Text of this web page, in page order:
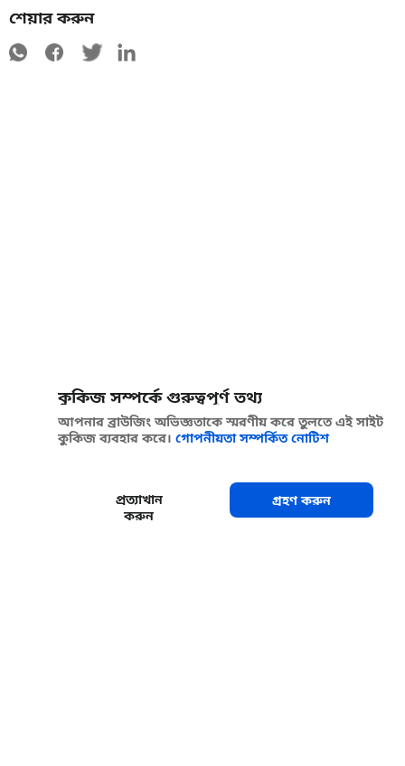
শেয়ার করুন
কুকিজ সম্পর্কে গুরুত্বপূর্ণ তথ্য
আপনার ব্রাউজিং অভিজ্ঞতাকে স্মরণীয় করে তুলতে এই সাইট
কুকিজ ব্যবহার করে। গোপনীয়তা সম্পর্কিত নোটিশ
প্রত্যাখান
করুন
গ্রহণ করুন